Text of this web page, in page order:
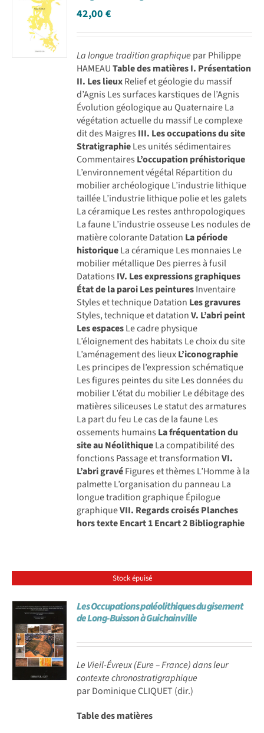
42,00€
La longue tradition graphique par Philippe
HAMEAUTable des matièresI. Présentation
II. Les lieuxRelief et géologie du massif
d’Agnis Les surfaces karstiques de l’Agnis
Évolution géologique au Quaternaire La
végétation actuelle du massif Le complexe
dit des Maigres III. Les occupations du site
StratigraphieLes unités sédimentaires
Commentaires L’occupation préhistorique
L’environnement végétal Répartition du
mobilier archéologique L’industrie lithique
taillée L’industrie lithique polie et les galets
La céramique Les restes anthropologiques
La faune L’industrie osseuse Les nodules de
matière colorante Datation La période
historiqueLa céramique Les monnaies Le
mobilier métallique Des pierres à fusil
Datations IV. Les expressions graphiques
État de la paroiLes peinturesInventaire
Styles et technique Datation Les gravures
Styles, technique et datationV. L’abri peint
Les espacesLe cadre physique
L’éloignement des habitats Le choix du site
L’aménagement des lieuxL’iconographie
Les principes de l’expression schématique
Les figures peintes du site Les données du
mobilier L’état du mobilier Le débitage des
matières siliceuses Le statut des armatures
La part du feu Le cas de la faune Les
ossements humains La fréquentation du
site au NéolithiqueLa compatibilité des
fonctions Passage et transformationVI.
L’abri gravéFigures et thèmes L’Homme à la
palmette L’organisation du panneau La
longue tradition graphique Épilogue
graphiqueVII. Regards croisés Planches
hors texteEncart 1Encart 2Bibliographie
Stock épuisé
Les Occupations paléolithiques du gisement
de Long-Buisson à Guichainville
Le Vieil-Évreux (Eure – France) dans leur
contexte chronostratigraphique
par Dominique CLIQUET (dir.)
Table des matières